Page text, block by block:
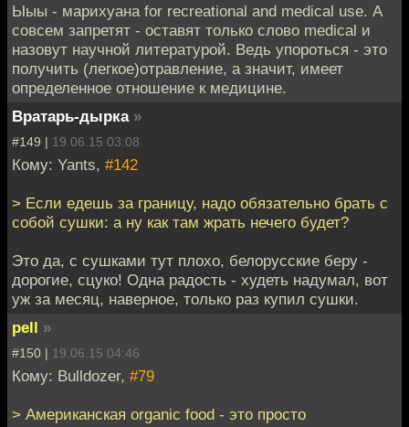
Ыыы - марихуана for recreational and medical use. А
совсем запретят - оставят только слово medical и
назовут научной литературой. Ведь упороться - это
получить (легкое)отравление, а значит, имеет
определенное отношение к медицине.
Вратарь-дырка »
#149 | 19.06.15 03:08
Кому: Yants, #142
> Если едешь за границу, надо обязательно брать с
собой сушки: а ну как там жрать нечего будет?
Это да, с сушками тут плохо, белорусские беру -
дорогие, сцуко! Одна радость - худеть надумал, вот
уж за месяц, наверное, только раз купил сушки.
pell »
#150 | 19.06.15 04:46
Кому: Bulldozer, #79
> Американская organic food - это просто